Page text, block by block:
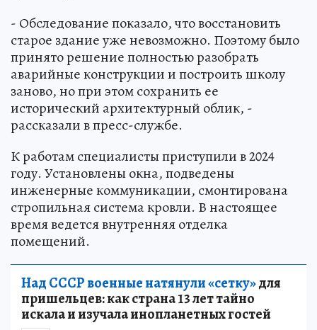
- Обследование показало, что восстановить
старое здание уже невозможно. Поэтому было
принято решение полностью разобрать
аварийные конструкции и построить школу
заново, но при этом сохранить ее
исторический архитектурный облик, -
рассказали в пресс-службе.
К работам специалисты приступили в 2024
году. Установлены окна, подведены
инженерные коммуникации, смонтирована
стропильная система кровли. В настоящее
время ведется внутренняя отделка
помещений.
Над СССР военные натянули «сетку»для
пришельцев: как страна 13 лет тайно
искала и изучала инопланетных гостей